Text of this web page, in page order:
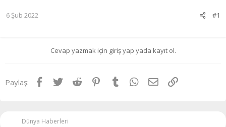
#1
6 Şub 2022
Cevap yazmak için giriş yap yada kayıt ol.
Paylaş: Facebook
TwitterReddit Pinterest
Tumblr WhatsApp
E-postaLink
Dünya Haberleri